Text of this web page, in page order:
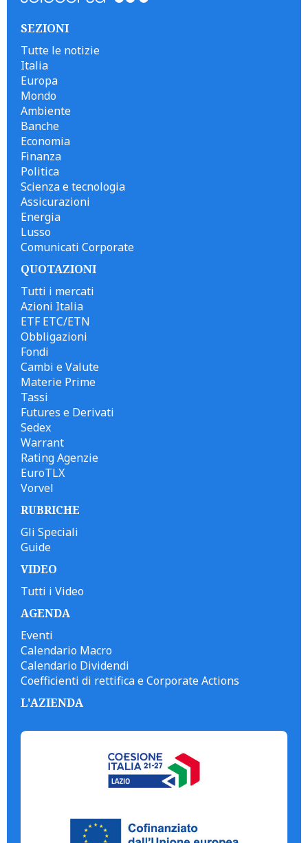
SEZIONI
Tutte le notizie
Italia
Europa
Mondo
Ambiente
Banche
Economia
Finanza
Politica
Scienza e tecnologia
Assicurazioni
Energia
Lusso
Comunicati Corporate
QUOTAZIONI
Tutti i mercati
Azioni Italia
ETF ETC/ETN
Obbligazioni
Fondi
Cambi e Valute
Materie Prime
Tassi
Futures e Derivati
Sedex
Warrant
Rating Agenzie
EuroTLX
Vorvel
RUBRICHE
Gli Speciali
Guide
VIDEO
Tutti i Video
AGENDA
Eventi
Calendario Macro
Calendario Dividendi
Coefficienti di rettifica e Corporate Actions
L'AZIENDA